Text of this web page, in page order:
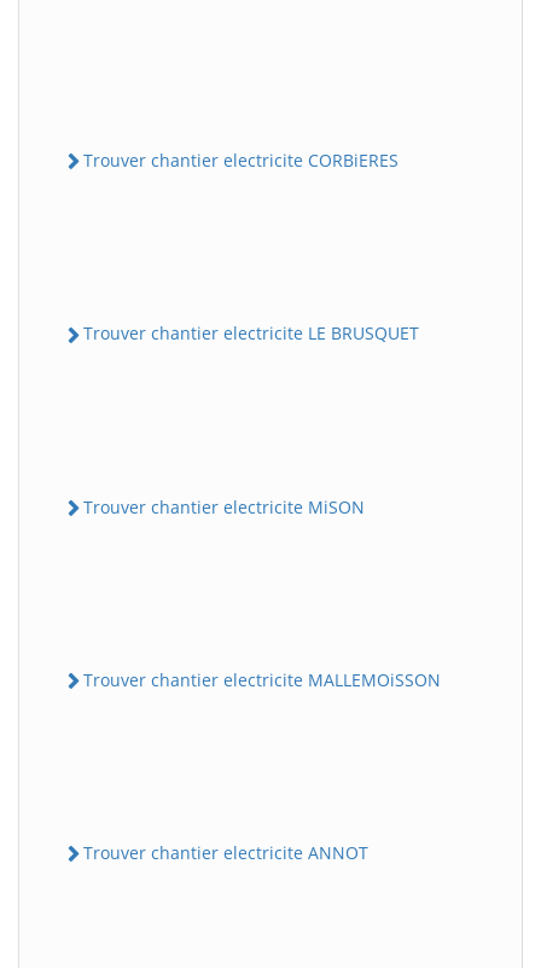
Trouver chantier electricite CORBiERES
Trouver chantier electricite LE BRUSQUET
Trouver chantier electricite MiSON
Trouver chantier electricite MALLEMOiSSON
Trouver chantier electricite ANNOT